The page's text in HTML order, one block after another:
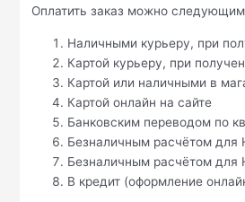
Оплатить заказ можно
Наличными курьеру, при
Картой курьеру, при
Картой или наличными в
Картой онлайн на сайте
Банковским переводом по
Безналичным расчётом
Безналичным расчётом
В кредит (оформление